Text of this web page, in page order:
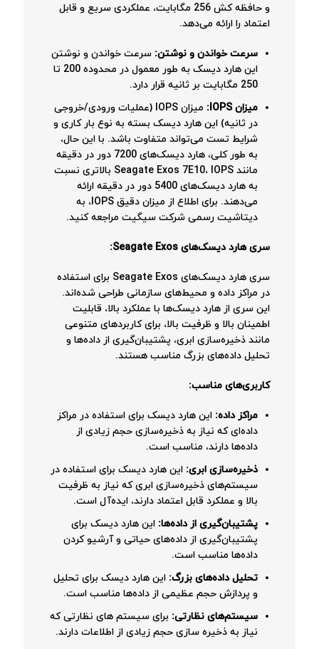
و حافظه کش 256 مگابایت، عملکردی سریع و قابل
اعتماد را ارائه می‌دهد.
سرعت خواندن و نوشتن: سرعت خواندن و نوشتن
این هارد دیسک به طور معمول در محدوده 200 تا
250 مگابایت بر ثانیه قرار دارد.
میزان IOPS:
میزان IOPS (عملیات ورودی/خروجی
در ثانیه) این هارد دیسک بسته به نوع بار کاری و
شرایط تست می‌تواند متفاوت باشد. با این حال،
به طور کلی، هارد دیسک‌های 7200 دور در دقیقه
مانند Seagate Exos 7E10، IOPS بالاتری نسبت
به هارد دیسک‌های 5400 دور در دقیقه ارائه
می‌دهند. برای اطلاع از میزان دقیق IOPS، به
دیتاشیت رسمی شرکت سیگیت مراجعه کنید.
سری هارد دیسک‌های Seagate Exos:
سری هارد دیسک‌های Seagate Exos برای استفاده
در مراکز داده و محیط‌های سازمانی طراحی شده‌اند.
این سری از هارد دیسک‌ها با عملکرد بالا، قابلیت
اطمینان بالا و ظرفیت بالا، برای کاربردهای متنوعی
مانند ذخیره‌سازی ابری، پشتیبان‌گیری از داده‌ها و
تحلیل داده‌های بزرگ مناسب هستند.
کاربری‌های مناسب:
مراکز داده: این هارد دیسک برای استفاده در مراکز
داده‌ای که نیاز به ذخیره‌سازی حجم زیادی از
داده‌ها دارند، مناسب است.
ذخیره‌سازی ابری: این هارد دیسک برای استفاده در
سیستم‌های ذخیره‌سازی ابری که نیاز به ظرفیت
بالا و عملکرد قابل اعتماد دارند، ایده‌آل است.
پشتیبان‌گیری از داده‌ها: این هارد دیسک برای
پشتیبان‌گیری از داده‌های حیاتی و آرشیو کردن
داده‌ها مناسب است.
تحلیل داده‌های بزرگ: این هارد دیسک برای تحلیل
و پردازش حجم عظیمی از داده‌ها مناسب است.
سیستم‌های نظارتی: برای سیستم های نظارتی که
نیاز به ذخیره سازی حجم زیادی از اطلاعات دارند.